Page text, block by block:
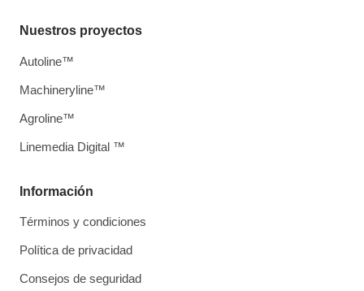
Información
Términos y condiciones
Política de privacidad
Consejos de seguridad
Nuestros proyectos
Autoline™
Machineryline™
Agroline™
Linemedia Digital ™